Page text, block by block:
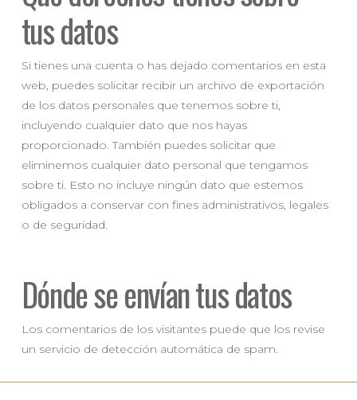
tus datos
Si tienes una cuenta o has dejado comentarios en esta
web, puedes solicitar recibir un archivo de exportación
de los datos personales que tenemos sobre ti,
incluyendo cualquier dato que nos hayas
proporcionado. También puedes solicitar que
eliminemos cualquier dato personal que tengamos
sobre ti. Esto no incluye ningún dato que estemos
obligados a conservar con fines administrativos, legales
o de seguridad.
Dónde se envían tus datos
Los comentarios de los visitantes puede que los revise
un servicio de detección automática de spam.